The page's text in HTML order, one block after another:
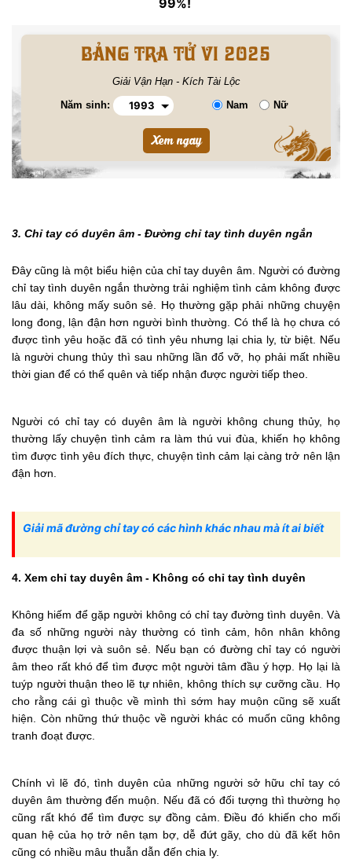
BẢNG TRA TỬ VI 2025
Giải Vận Hạn - Kích Tài Lộc
Năm sinh: Nam Nữ
3. Chỉ tay có duyên âm - Đường chỉ tay tình duyên ngắn
Đây cũng là một biểu hiện của chỉ tay duyên âm. Người có đường
chỉ tay tình duyên ngắn thường trải nghiệm tình cảm không được
lâu dài, không mấy suôn sẻ. Họ thường gặp phải những chuyện
long đong, lận đận hơn người bình thường. Có thể là họ chưa có
được tình yêu hoặc đã có tình yêu nhưng lại chia ly, từ biệt. Nếu
là người chung thủy thì sau những lần đổ vỡ, họ phải mất nhiều
thời gian để có thể quên và tiếp nhận được người tiếp theo.
Người có chỉ tay có duyên âm là người không chung thủy, họ
thường lấy chuyện tình cảm ra làm thú vui đùa, khiến họ không
tìm được tình yêu đích thực, chuyện tình cảm lại càng trở nên lận
đận hơn.
Giải mã đường chỉ tay có các hình khác nhau mà ít ai biết
4. Xem chỉ tay duyên âm - Không có chỉ tay tình duyên
Không hiếm để gặp người không có chỉ tay đường tình duyên. Và
đa số những người này thường có tình cảm, hôn nhân không
được thuận lợi và suôn sẻ. Nếu bạn có đường chỉ tay có người
âm theo rất khó để tìm được một người tâm đầu ý hợp. Họ lại là
tuýp người thuận theo lẽ tự nhiên, không thích sự cưỡng cầu. Họ
cho rằng cái gì thuộc về mình thì sớm hay muộn cũng sẽ xuất
hiện. Còn những thứ thuộc về người khác có muốn cũng không
tranh đoạt được.
Chính vì lẽ đó, tình duyên của những người sở hữu chỉ tay có
duyên âm thường đến muộn. Nếu đã có đối tượng thì thường họ
cũng rất khó để tìm được sự đồng cảm. Điều đó khiến cho mối
quan hệ của họ trở nên tạm bợ, dễ đứt gãy, cho dù đã kết hôn
cũng có nhiều mâu thuẫn dẫn đến chia ly.